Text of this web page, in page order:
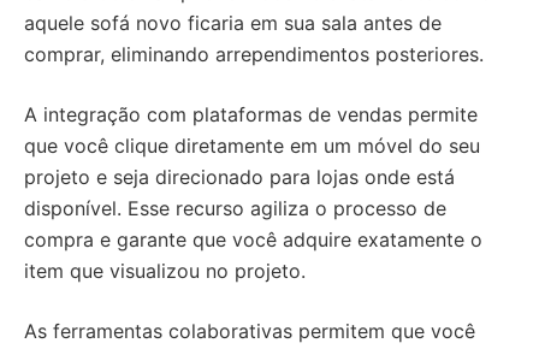
aquele sofá novo ficaria em sua sala antes de
comprar, eliminando arrependimentos posteriores.
A integração com plataformas de vendas permite
que você clique diretamente em um móvel do seu
projeto e seja direcionado para lojas onde está
disponível. Esse recurso agiliza o processo de
compra e garante que você adquire exatamente o
item que visualizou no projeto.
As ferramentas colaborativas permitem que você